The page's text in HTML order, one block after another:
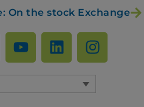
On the stock Exchange